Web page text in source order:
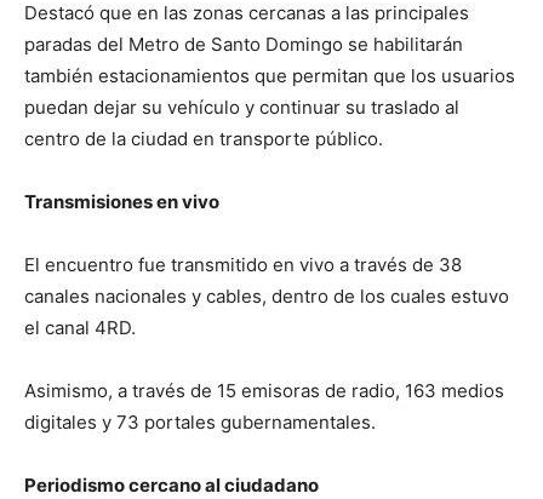
Destacó que en las zonas cercanas a las principales
paradas del Metro de Santo Domingo se habilitarán
también estacionamientos que permitan que los usuarios
puedan dejar su vehículo y continuar su traslado al
centro de la ciudad en transporte público.
Transmisiones en vivo
El encuentro fue transmitido en vivo a través de 38
canales nacionales y cables, dentro de los cuales estuvo
el canal 4RD.
Asimismo, a través de 15 emisoras de radio, 163 medios
digitales y 73 portales gubernamentales.
Periodismo cercano al ciudadano